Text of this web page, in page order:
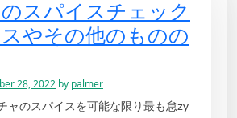
スパイスチェック
やその他のものの
28, 2022 by palmer
ャのスパイスを可能な限り最も怠zy